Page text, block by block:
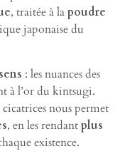
, traitée à lapoudre
japonaise du
: les nuances des
à l’or du kintsugi.
nous permet
, en les rendantplus
existence.